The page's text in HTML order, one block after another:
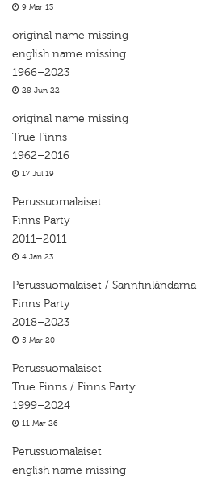
9 Mar 13
original name missing
english name missing
1966–2023
28 Jun 22
original name missing
True Finns
1962–2016
17 Jul 19
Perussuomalaiset
Finns Party
2011–2011
4 Jan 23
Perussuomalaiset / Sannfinländarna
Finns Party
2018–2023
5 Mar 20
Perussuomalaiset
True Finns / Finns Party
1999–2024
11 Mar 26
Perussuomalaiset
english name missing